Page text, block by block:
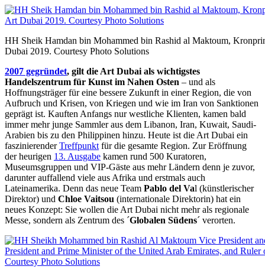
HH Sheik Hamdan bin Mohammed bin Rashid al Maktoum,
Dubai 2019. Courtesy Photo Solutions
2007 gegründet, gilt die Art Dubai als wichtigstes
Handelszentrum für Kunst im Nahen Osten – und als
Hoffnungsträger für eine bessere Zukunft in einer Region, die von
Aufbruch und Krisen, von Kriegen und wie im Iran von Sanktionen
geprägt ist. Kauften Anfangs nur westliche Klienten, kamen bald
immer mehr junge Sammler aus dem Libanon, Iran, Kuwait, Saudi-
Arabien bis zu den Philippinen hinzu. Heute ist die Art Dubai ein
faszinierenderTreffpunkt für die gesamte Region. Zur Eröffnung
der heurigen 13. Ausgabe kamen rund 500 Kuratoren,
Museumsgruppen und VIP-Gäste aus mehr Ländern denn je zuvor,
darunter auffallend viele aus Afrika und erstmals auch
Lateinamerika. Denn das neue Team Pablo del Val (künstlerischer
Direktor) und Chloe Vaitsou (internationale Direktorin) hat ein
neues Konzept: Sie wollen die Art Dubai nicht mehr als regionale
Messe, sondern als Zentrum des ´Globalen Südens´ verorten.